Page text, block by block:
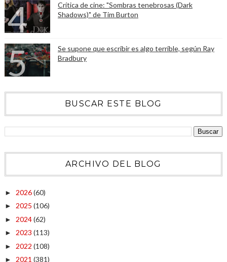
Crítica de cine: "Sombras tenebrosas (Dark
Shadows)" de Tim Burton
Se supone que escribir es algo terrible, según Ray
Bradbury
BUSCAR ESTE BLOG
ARCHIVO DEL BLOG
► 2026(60)
► 2025 (106)
► 2024(62)
► 2023 (113)
► 2022 (108)
► 2021 (381)